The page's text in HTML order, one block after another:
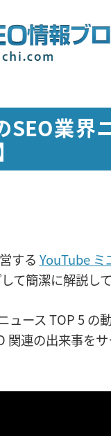
SEO業界
する YouTube ミ
て簡潔に解説して
ュース TOP 5 の
関連の出来事をサ